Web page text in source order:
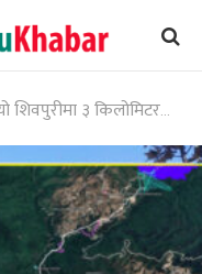
नागमती ड्याम, सफा वाग्मतीदेखि मेलाम्चीको विकल्प बनाउनेसम्म लक्ष्य